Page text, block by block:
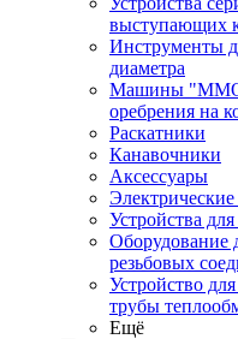
выступающих
Инструменты
диаметра
Машины "ММО-
оребрения на
Раскатники
Канавочники
Аксессуары
Устройства
Оборудование
резьбовых
Устройство
трубы
Ещё